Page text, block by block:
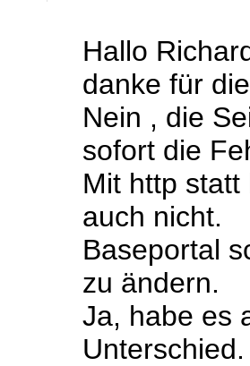
Hallo
danke für
Nein , die
sofort die
Mit http
auch nicht.
Baseportal
zu ändern.
Ja, habe es
Unterschied.